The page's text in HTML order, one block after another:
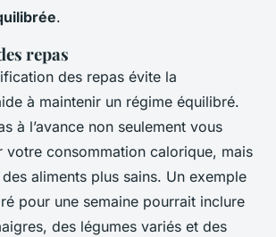
.
repas
des repas évite la
à maintenir un régime équilibré.
à l’avance non seulement vous
votre consommation calorique, mais
aliments plus sains. Un exemple
pour une semaine pourrait inclure
des légumes variés et des